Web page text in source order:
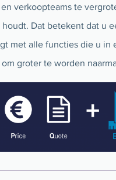
verkoopteams te
Dat betekent dat u
met alle functies die u in
groter te worden